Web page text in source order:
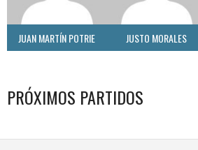
JUAN MARTÍN POTRIE JUSTO MORALES
PRÓXIMOS PARTIDOS